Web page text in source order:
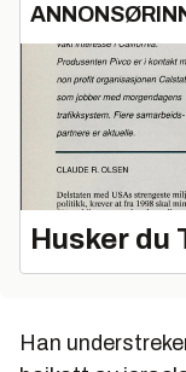
Husker du
Han